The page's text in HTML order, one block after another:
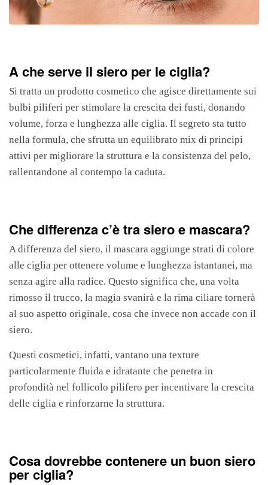
A che serve il siero per le ciglia?
Si tratta un prodotto cosmetico che agisce direttamente sui
bulbi piliferi per stimolare la crescita dei fusti, donando
volume, forza e lunghezza alle ciglia. Il segreto sta tutto
nella formula, che sfrutta un equilibrato mix di principi
attivi per migliorare la struttura e la consistenza del pelo,
rallentandone al contempo la caduta.
Che differenza c’è tra siero e mascara?
A differenza del siero, il mascara aggiunge strati di colore
alle ciglia per ottenere volume e lunghezza istantanei, ma
senza agire alla radice. Questo significa che, una volta
rimosso il trucco, la magia svanirà e la rima ciliare tornerà
al suo aspetto originale, cosa che invece non accade con il
siero.
Questi cosmetici, infatti, vantano una texture
particolarmente fluida e idratante che penetra in
profondità nel follicolo pilifero per incentivare la crescita
delle ciglia e rinforzarne la struttura.
Cosa dovrebbe contenere un buon siero
per ciglia?